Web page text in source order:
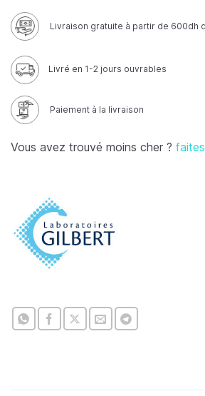
Livraison gratuite à partir de 600dh
Livré en 1-2 jours ouvrables
Paiement à la livraison
Vous avez trouvé moins cher ?